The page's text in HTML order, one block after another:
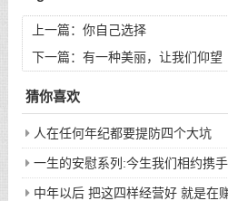
上一篇： 你自己选择
下一篇： 有一种美丽，让我们仰望
猜你喜欢
人在任何年纪都要提防四个大坑
一生的安慰系列:今生我们相约携
次的回眸才换来今生的相遇
中年以后 把这四样经营好 就是在